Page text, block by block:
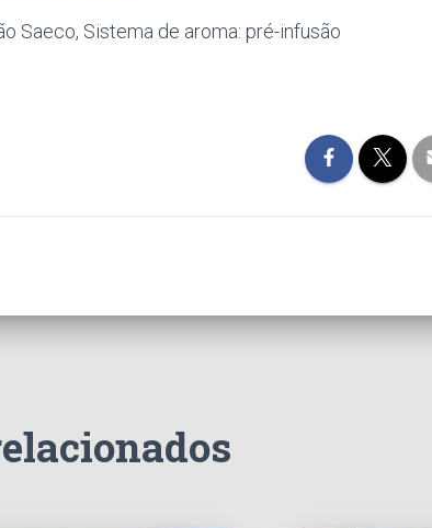
Saeco, Sistema de aroma: pré-infusão